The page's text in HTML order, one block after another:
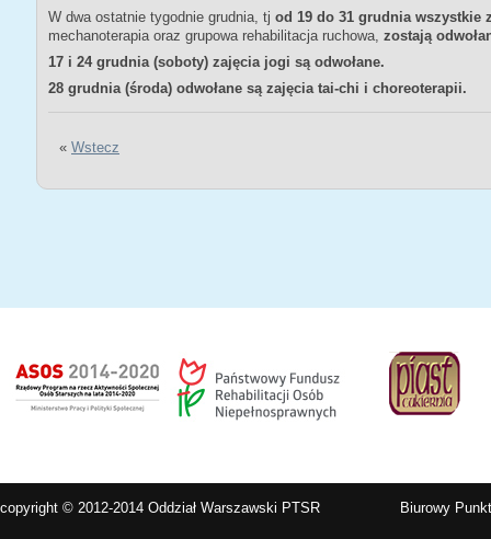
W dwa ostatnie tygodnie grudnia, tj od 19 do 31 grudnia wszystkie
mechanoterapia oraz grupowa rehabilitacja ruchowa, zostają
17 i 24 grudnia (soboty) zajęcia jogi są odwołane.
28 grudnia (środa) odwołane są zajęcia tai-chi i choreoterapii.
« Wstecz
copyright © 2012-2014 Oddział Warszawski PTSR Biurowy